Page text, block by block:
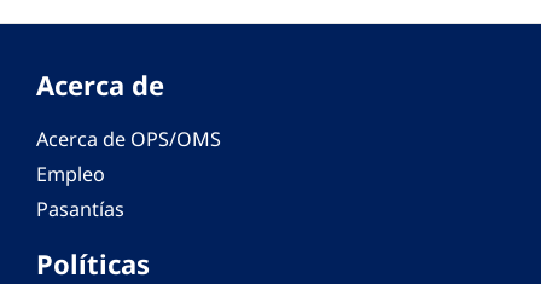
Acerca de
Acerca de OPS/OMS
Empleo
Pasantías
Políticas